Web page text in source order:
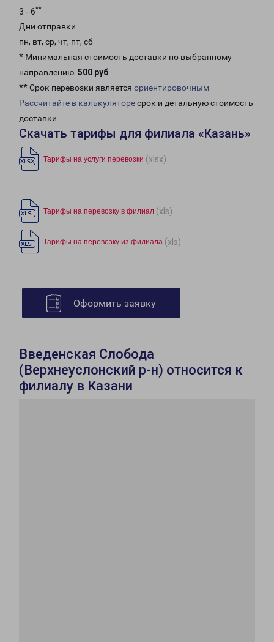
3 - 6**
Дни отправки
пн, вт, ср, чт, пт, сб
* Минимальная стоимость доставки по выбранному
направлению: 500 руб.
** Срок перевозки является ориентировочным
Рассчитайте в калькуляторесрок и детальную стоимость
доставки.
Скачать тарифы для филиала «Казань»
Тарифы на услуги перевозки (xlsx)
Тарифы на перевозку в филиал (xls)
Тарифы на перевозку из филиала (xls)
Оформить заявку
Введенская Слобода
(Верхнеуслонский р-н) относится к
филиалу в Казани